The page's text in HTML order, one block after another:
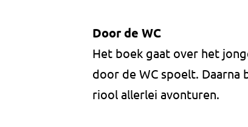
Door de WC
Het boek gaat over het
door de WC spoelt.
riool allerlei avonturen.